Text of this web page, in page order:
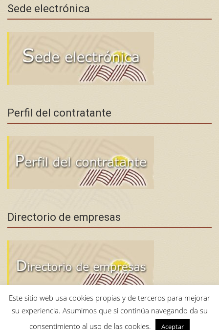
Sede electrónica
Perfil del contratante
Directorio de empresas
Este sitio web usa cookies propias y de terceros para mejorar
su experiencia. Asumimos que si continúa navegando da su
consentimiento al uso de las cookies.
Aceptar